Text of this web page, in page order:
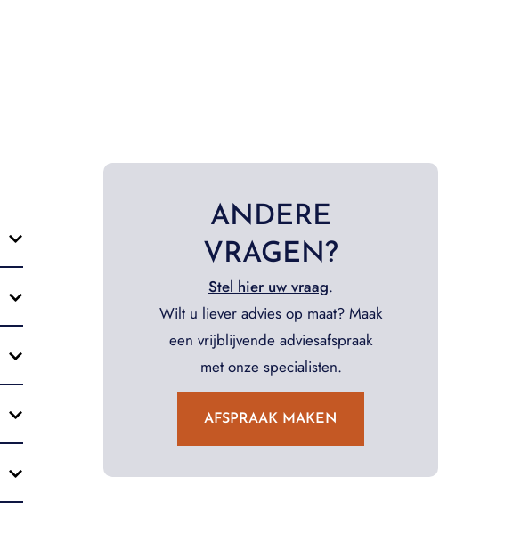
ANDERE
VRAGEN?
Stel hier uw vraag.
Wilt u liever advies op maat? Maak
een vrijblijvende adviesafspraak
met onze specialisten.
AFSPRAAK MAKEN